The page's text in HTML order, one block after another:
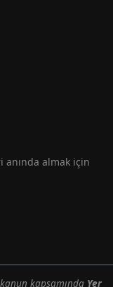
anında almak için
kapsamında Yer